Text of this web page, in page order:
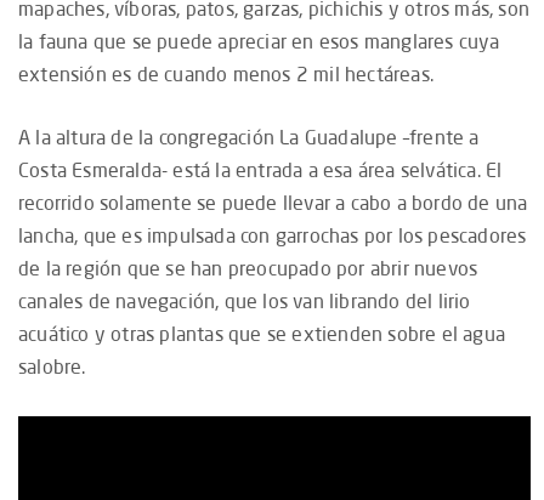
mapaches, víboras, patos, garzas, pichichis y otros más, son
la fauna que se puede apreciar en esos manglares cuya
extensión es de cuando menos 2 mil hectáreas.
A la altura de la congregación La Guadalupe –frente a
Costa Esmeralda- está la entrada a esa área selvática. El
recorrido solamente se puede llevar a cabo a bordo de una
lancha, que es impulsada con garrochas por los pescadores
de la región que se han preocupado por abrir nuevos
canales de navegación, que los van librando del lirio
acuático y otras plantas que se extienden sobre el agua
salobre.